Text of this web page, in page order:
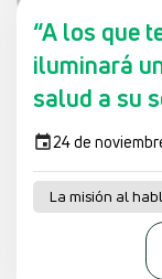
“A los que
iluminará
salud a su
24 de
La misión al